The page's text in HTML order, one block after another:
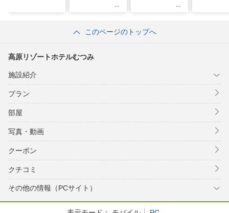
このページのトップへ
高原リゾートホテルむつみ
施設紹介
プラン
部屋
写真・動画
クーポン
クチコミ
その他の情報（PCサイト）